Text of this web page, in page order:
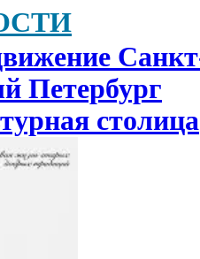
Петербург
столица